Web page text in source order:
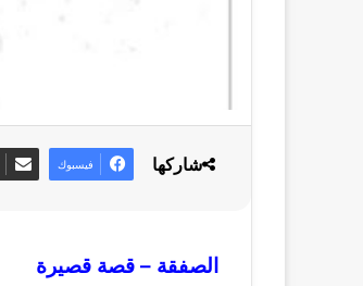
الصفقة – قصة قصيرة
شاركها فيسبوك